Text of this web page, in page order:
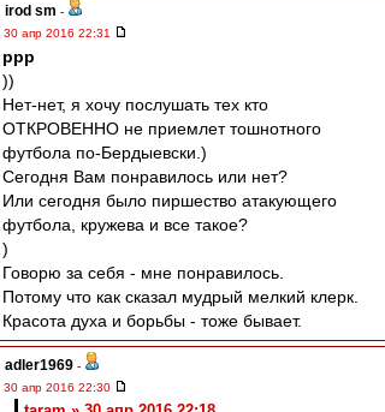
irod sm -
30 апр 2016 22:31
ppp
))
Нет-нет, я хочу послушать тех кто
ОТКРОВЕННО не приемлет тошнотного
футбола по-Бердыевски.)
Сегодня Вам понравилось или нет?
Или сегодня было пиршество атакующего
футбола, кружева и все такое?
)
Говорю за себя - мне понравилось.
Потому что как сказал мудрый мелкий клерк.
Красота духа и борьбы - тоже бывает.
adler1969 -
30 апр 2016 22:30